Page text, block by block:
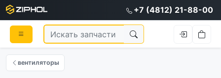
+7 (4812) 21-88-00
вентиляторы